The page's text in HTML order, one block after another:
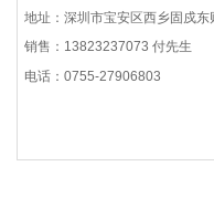
地址：深圳市宝安区西乡固戍
销售：13823237073 付先生
电话：0755-27906803